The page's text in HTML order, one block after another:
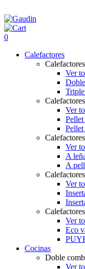
0
Calefactores
Ver
Ver
Ver
A
A
Ver
Ver
Eco
Cocinas
Doble
Ver